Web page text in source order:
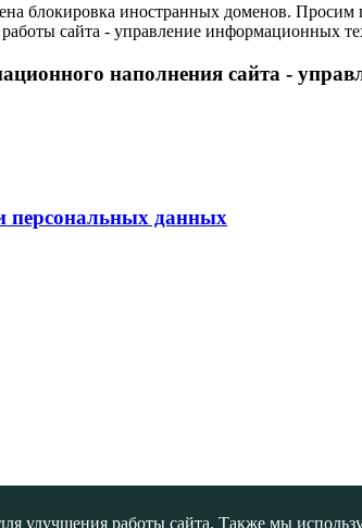
блокировка иностранных доменов.
сайта - управление информационных
наполнения сайта -
персональных данных
улучшения работы сайта. Также мы